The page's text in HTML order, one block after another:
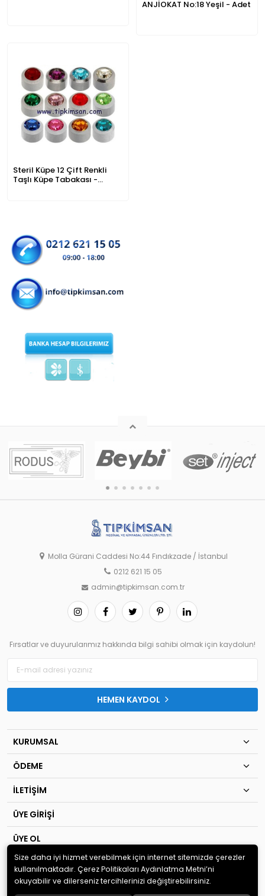
ANJİOKAT No:18 Yeşil - Adet
Steril Küpe 12 Çift Renkli
Taşlı Küpe Tabakası -
Molla Gürani Caddesi No:44 Fındıkzade / İstanbul
0212 621 15 05
admin@tipkimsan.com.tr
Fırsatlar ve duyurularımız hakkında bilgi sahibi olmak için kaydolun!
HEMEN KAYDOL
KURUMSAL
ÖDEME
İLETİŞİM
ÜYE GİRİŞİ
ÜYE OL
© 2020 TIP KİM SAN Ltd.Şti . Tüm hakları saklıdır.
Size daha iyi hizmet verebilmek için internet sitemizde çerezler
kullanılmaktadır. Çerez Politikaları Aydınlatma Metni’ni
okuyabilir ve dilerseniz tercihlerinizi değiştirebilirsiniz.